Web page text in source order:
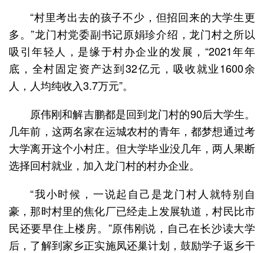
“村里考出去的孩子不少，但招回来的大学生更
多。”龙门村党委副书记原娟珍介绍，龙门村之所以
吸引年轻人，是缘于村办企业的发展，“2021年年
底，全村固定资产达到32亿元，吸收就业1600余
人，人均纯收入3.7万元”。
原伟刚和解吉鹏都是回到龙门村的90后大学生。
几年前，这两名家在运城农村的青年，都梦想通过考
大学离开这个小村庄。但大学毕业没几年，两人果断
选择回村就业，加入龙门村的村办企业。
“我小时候，一说起自己是龙门村人就特别自
豪，那时村里的焦化厂已经走上发展轨道，村民比市
民还要早住上楼房。”原伟刚说，自己在长沙读大学
后，了解到家乡正实施凤还巢计划，鼓励学子返乡干